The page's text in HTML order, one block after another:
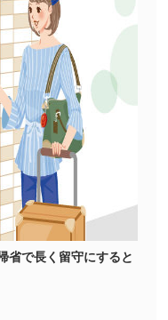
省で長く留守にすると